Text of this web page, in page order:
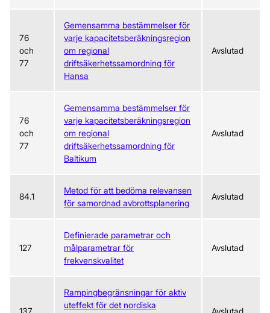
76
och
77
Gemensamma bestämmelser för
varje kapacitetsberäkningsregion
om regional
driftsäkerhetssamordning för
Hansa
Avslutad
76
och
77
Gemensamma bestämmelser för
varje kapacitetsberäkningsregion
om regional
driftsäkerhetssamordning för
Baltikum
Avslutad
84.1
Metod för att bedöma relevansen
för samordnad avbrottsplanering
Avslutad
127
Definierade parametrar och
målparametrar för
frekvenskvalitet
Avslutad
137
Rampingbegränsningar för aktiv
uteffekt för det nordiska
Avslutad